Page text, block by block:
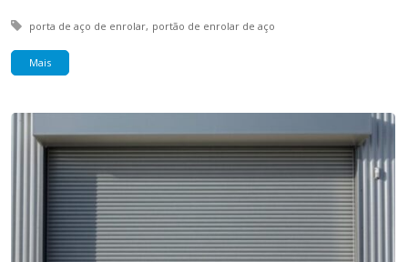
Tagged with:
porta de aço de enrolar portão de enrolar de aço
Mais